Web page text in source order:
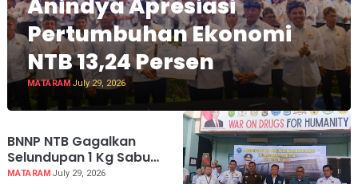
Pertumbuhan Ekonomi
NTB 13,24 Persen
MATARAM July 29, 2026
BNNP NTB Gagalkan
Selundupan 1 Kg Sabu
Jaringan Malaysia -
MATARAM July 29, 2026